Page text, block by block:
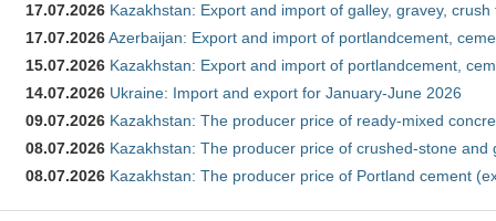
17.07.2026 Kazakhstan: Export and import of galley, gravey,
17.07.2026Azerbaijan: Export and import of portlandcement,
15.07.2026 Kazakhstan: Export and import of portlandcement,
14.07.2026 Ukraine: Import and export for January-June 2026
09.07.2026 Kazakhstan: The producer price of ready-mixed
08.07.2026 Kazakhstan: The producer price of crushed-stone and
08.07.2026 Kazakhstan: The producer price of Portland cement